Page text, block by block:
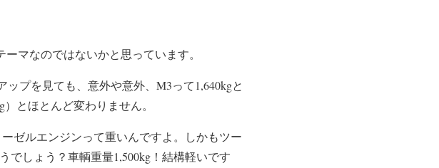
マなのではないかと思っています。
プを見ても、意外や意外、M3って1,640kgと
とほとんど変わりません。
ゼルエンジンって重いんですよ。しかもツー
でしょう？車輌重量1,500kg！結構軽いです